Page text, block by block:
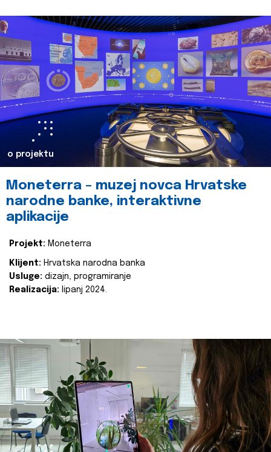
o projektu
Moneterra – muzej novca Hrvatske
narodne banke, interaktivne
aplikacije
Projekt: Moneterra
Klijent: Hrvatska narodna banka
Usluge: dizajn, programiranje
Realizacija: lipanj 2024.